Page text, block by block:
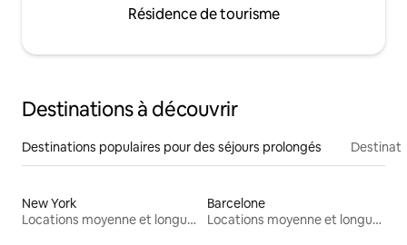
Résidence de tourisme
Destinations à découvrir
Destinations populaires pour des séjours prolongés
New York
Locations moyenne et longue durée
Barcelone
Locations moyenne et longue durée